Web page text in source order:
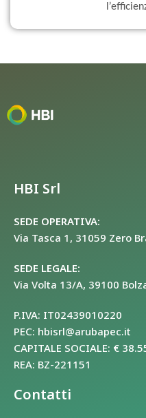
HBI Srl
SEDE OPERATIVA:
Via Tasca 1, 31059 Zero
SEDE LEGALE:
Via Volta 13/A, 39100
P.IVA: IT02439010220
PEC: hbisrl@arubapec.it
CAPITALE SOCIALE: €
REA: BZ-221151
Contatti